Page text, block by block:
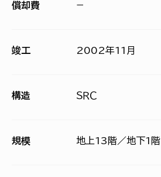
償却費 −
竣工 2002年11月
構造 ＳＲＣ
規模 地上13階／地下1階